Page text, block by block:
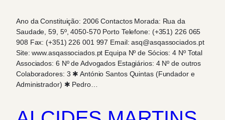
Ano da Constituição: 2006 Contactos Morada: Rua da
Saudade, 59, 5º, 4050-570 Porto Telefone: (+351) 226 065
908 Fax: (+351) 226 001 997 Email: asq@asqassociados.pt
Site: www.asqassociados.pt Equipa Nº de Sócios: 4 Nº Total
Associados: 6 Nº de Advogados Estagiários: 4 Nº de outros
Colaboradores: 3 ✱ António Santos Quintas (Fundador e
Administrador) ✱ Pedro…